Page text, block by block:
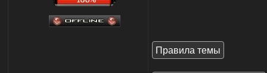
Правила темы